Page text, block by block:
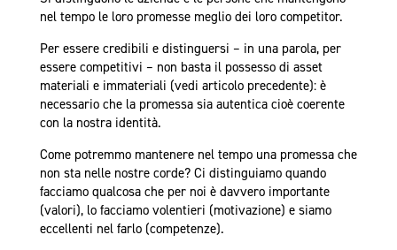
nel tempo le loro promesse meglio dei loro competitor.
Per essere credibili e distinguersi – in una parola, per
essere competitivi – non basta il possesso di asset
materiali e immateriali (vedi articolo precedente): è
necessario che la promessa sia autentica cioè coerente
con la nostra identità.
Come potremmo mantenere nel tempo una promessa che
non sta nelle nostre corde? Ci distinguiamo quando
facciamo qualcosa che per noi è davvero importante
(valori), lo facciamo volentieri (motivazione) e siamo
eccellenti nel farlo (competenze).